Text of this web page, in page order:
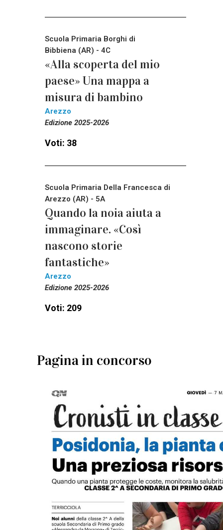
Scuola Primaria Borghi di
Bibbiena (AR) - 4C
«Alla scoperta del mio
paese» Una mappa a
misura di bambino
Arezzo
Edizione 2025-2026
Voti: 38
Scuola Primaria Della Francesca di
Arezzo (AR) - 5A
Quando la noia aiuta a
immaginare. «Così
nascono storie
fantastiche»
Arezzo
Edizione 2025-2026
Voti: 209
Pagina in concorso